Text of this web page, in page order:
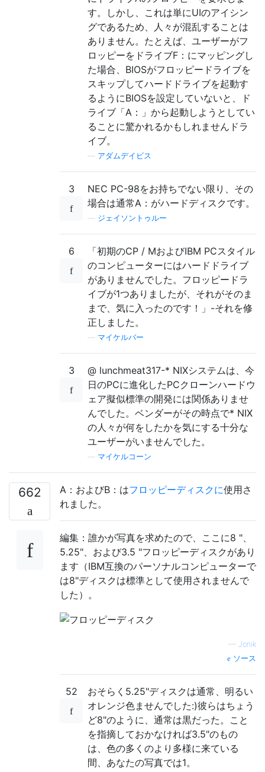
す。しかし、これは単にUIのアイシン
グであるため、人々が混乱することは
ありません。たとえば、ユーザーがフ
ロッピーをドライブF：にマッピングし
た場合、BIOSがフロッピードライブを
スキップしてハードドライブを起動す
るようにBIOSを設定していないと、ド
ライブ「A：」から起動しようとしてい
ることに驚かれるかもしれませんドラ
イブ。
アダムデイビス
3
NEC PC-98をお持ちでない限り、その
場合は通常A：がハードディスクです。
ジェイソントゥルー
6
「初期のCP / MおよびIBM PCスタイル
のコンピューターにはハードドライブ
がありませんでした。フロッピードラ
イブが1つありましたが、それがそのま
まで、気に入ったのです！」-それを修
正しました。
マイケルバー
3
@ lunchmeat317-* NIXシステムは、今
日のPCに進化したPCクローンハードウ
ェア擬似標準の開発には関係ありませ
んでした。ベンダーがその時点で* NIX
の人々が何をしたかを気にする十分な
ユーザーがいませんでした。
マイケルコーン
662 A：およびB：はフロッピーディスクに使用さ
れました。
編集：誰かが写真を求めたので、ここに8 "、
5.25"、および3.5 "フロッピーディスクがあり
ます（IBM互換のパーソナルコンピューターで
は8"ディスクは標準として使用されませんで
した）。
— Jonik
ソース
52
おそらく5.25"ディスクは通常、明るい
オレンジ色ませんでした:)彼らはちょう
ど8"のように、通常は黒だった。こと
を指摘しておかなければ3.5"のもの
は、色の多くのより多様に来ている
間、あなたの写真では1。